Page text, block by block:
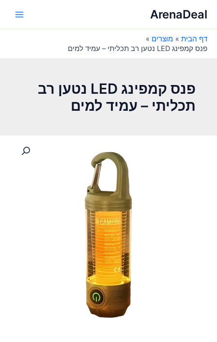
לתוכןArenaDeal
דף הבית
מוצרים
פנס קמפינג LED נטען רב תכליתי – עמיד למים
פנס קמפינג LED נטען רב
תכליתי – עמיד למים